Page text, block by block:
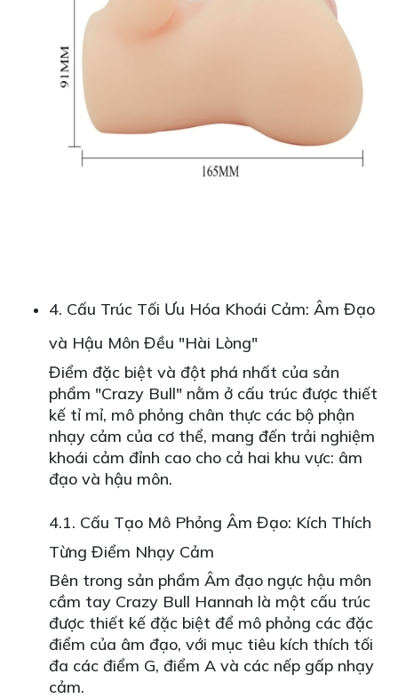
4. Cấu Trúc Tối Ưu Hóa Khoái Cảm: Âm Đạo
và Hậu Môn Đều "Hài Lòng"
Điểm đặc biệt và đột phá nhất của sản
phẩm "Crazy Bull" nằm ở cấu trúc được thiết
kế tỉ mỉ, mô phỏng chân thực các bộ phận
nhạy cảm của cơ thể, mang đến trải nghiệm
khoái cảm đỉnh cao cho cả hai khu vực: âm
đạo và hậu môn.
4.1. Cấu Tạo Mô Phỏng Âm Đạo: Kích Thích
Từng Điểm Nhạy Cảm
Bên trong sản phẩm Âm đạo ngực hậu môn
cầm tay Crazy Bull Hannah là một cấu trúc
được thiết kế đặc biệt để mô phỏng các đặc
điểm của âm đạo, với mục tiêu kích thích tối
đa các điểm G, điểm A và các nếp gấp nhạy
cảm.